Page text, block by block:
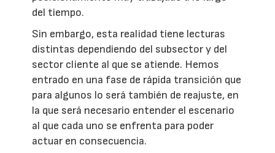
del tiempo.
Sin embargo, esta realidad tiene lecturas
distintas dependiendo del subsector y del
sector cliente al que se atiende. Hemos
entrado en una fase de rápida transición que
para algunos lo será también de reajuste, en
la que será necesario entender el escenario
al que cada uno se enfrenta para poder
actuar en consecuencia.